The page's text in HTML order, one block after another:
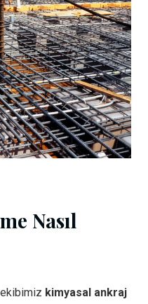
Nasıl
ekibimiz kimyasal ankraj